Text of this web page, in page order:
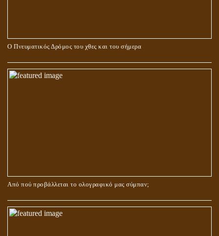
Ο Πνευματικός Δρόμος του χθες και του σήμερα
Από πού προβάλλεται το ολογραφικό μας σύμπαν;
ΚΑΙ ΜΕ ΕΝΑΡΕΤΗ ΖΩΗ;
ΑΓΑΠΗ: ΚΑΤΑΣΤΑΣΗ Ή ΣΥΝΑΙΣΘΗΜΑ?